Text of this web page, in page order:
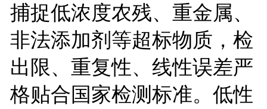
捕捉低浓度农残、重金属、
非法添加剂等超标物质，检
出限、重复性、线性误差严
格贴合国家检测标准。低性